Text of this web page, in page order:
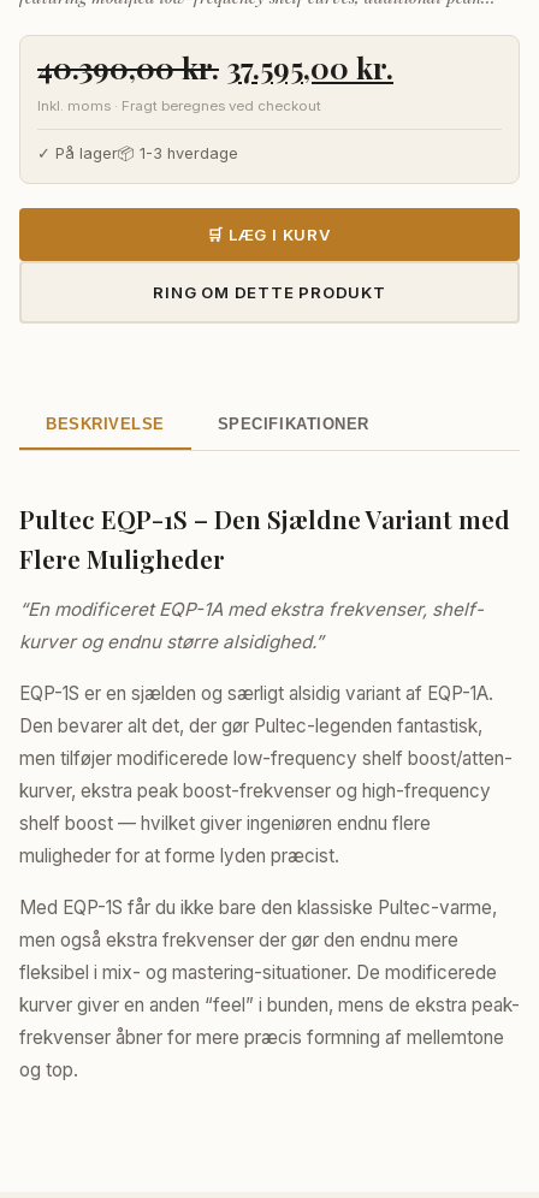
40.390,00kr. Den
oprindelige
pris
var:
40.390,00 kr..
37.595,00 kr.
aktuelle
pris
37.595,00
Inkl. moms · Fragt beregnes ved checkout
✓ På lager📦 1-3 hverdage
🛒 LÆG I KURV
RING OM DETTE PRODUKT
BESKRIVELSE SPECIFIKATIONER
Pultec EQP-1S – Den Sjældne Variant med
Flere Muligheder
“En modificeret EQP-1A med ekstra frekvenser, shelf-
kurver og endnu større alsidighed.”
EQP-1S er en sjælden og særligt alsidig variant af EQP-1A.
Den bevarer alt det, der gør Pultec-legenden fantastisk,
men tilføjer modificerede low-frequency shelf boost/atten-
kurver, ekstra peak boost-frekvenser og high-frequency
shelf boost — hvilket giver ingeniøren endnu flere
muligheder for at forme lyden præcist.
Med EQP-1S får du ikke bare den klassiske Pultec-varme,
men også ekstra frekvenser der gør den endnu mere
fleksibel i mix- og mastering-situationer. De modificerede
kurver giver en anden “feel” i bunden, mens de ekstra peak-
frekvenser åbner for mere præcis formning af mellemtone
og top.